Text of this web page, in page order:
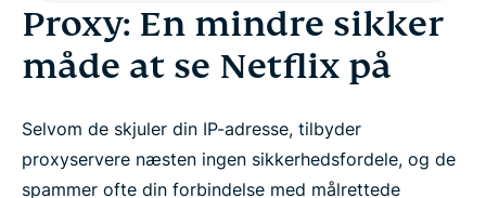
Proxy: En mindre sikker
måde at se Netflix på
Selvom de skjuler din IP-adresse, tilbyder
proxyservere næsten ingen sikkerhedsfordele, og de
spammer ofte din forbindelse med målrettede